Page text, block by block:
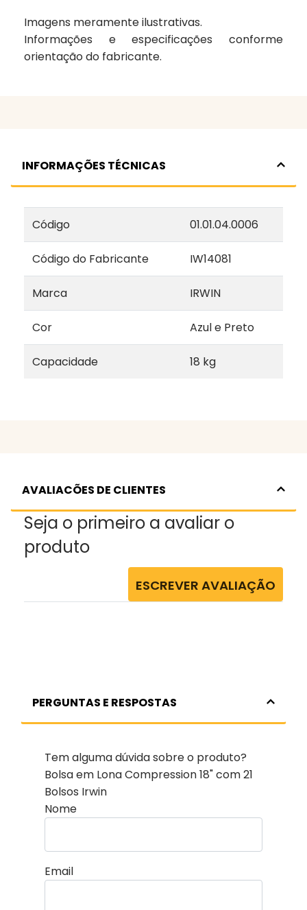
Imagens meramente ilustrativas.
Informações e especificações conforme
orientação do fabricante.
INFORMAÇÕES TÉCNICAS
Código 01.01.04.0006
Código do Fabricante IW14081
Marca IRWIN
Cor Azul e Preto
Capacidade 18 kg
AVALIACÕES DE CLIENTES
Seja o primeiro a avaliar o
produto
ESCREVER AVALIAÇÃO
PERGUNTAS E RESPOSTAS
Tem alguma dúvida sobre o produto?
Bolsa em Lona Compression 18" com 21
Bolsos Irwin
Nome
Email